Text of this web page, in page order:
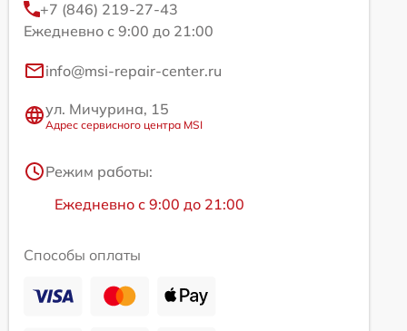
+7 (846) 219-27-43
Ежедневно с 9:00 до 21:00
info@msi-repair-center.ru
ул. Мичурина, 15
Адрес сервисного центра MSI
Режим работы:
Ежедневно с 9:00 до 21:00
Способы оплаты